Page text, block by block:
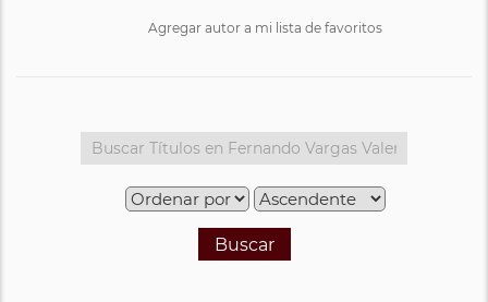
Agregar autor a mi lista de favoritos
Buscar